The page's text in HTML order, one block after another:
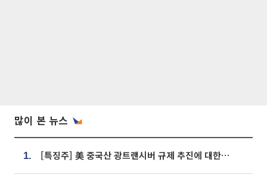
많이 본 뉴스
1. [특징주] 美 중국산 광트랜시버 규제 추진에 대한광통신 등 광통신株 강세